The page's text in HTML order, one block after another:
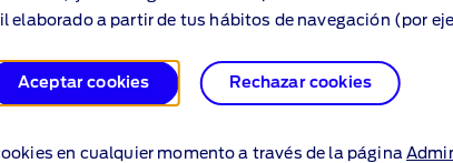
elaborado a partir de tus hábitos de navegación (por
Aceptar cookies Rechazar cookies
en cualquier momento a través de la página
Sistema
Con el sistema Easy‑Fuel